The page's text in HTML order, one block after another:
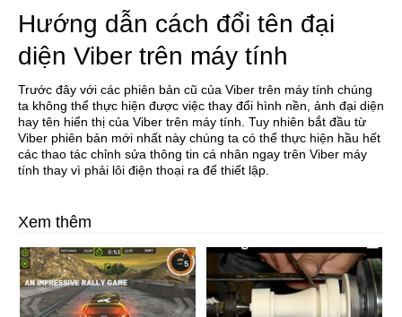
Hướng dẫn cách đổi tên đại
diện Viber trên máy tính
Trước đây với các phiên bản cũ của Viber trên máy tính chúng
ta không thể thực hiện được việc thay đổi hình nền, ảnh đại diện
hay tên hiển thị của Viber trên máy tính. Tuy nhiên bắt đầu từ
Viber phiên bản mới nhất này chúng ta có thể thực hiện hầu hết
các thao tác chỉnh sửa thông tin cá nhân ngay trên Viber máy
tính thay vì phải lôi điện thoại ra để thiết lập.
Xem thêm